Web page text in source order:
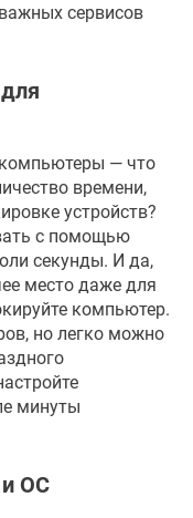
сервисов
— что
времени,
устройств?
с помощью
секунды. И да,
место даже для
компьютер.
но легко можно
минуты
и ОС